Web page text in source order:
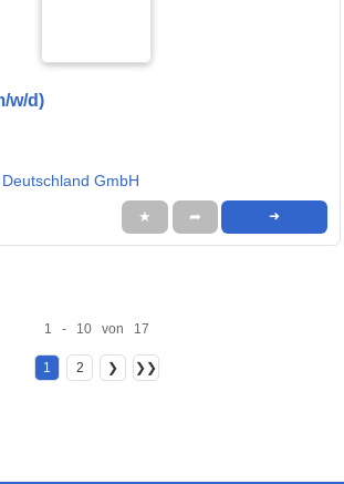
w/d)
GmbH
★ ➦ ➜
1 - 10 von 17
1 2 ❯ ❯❯